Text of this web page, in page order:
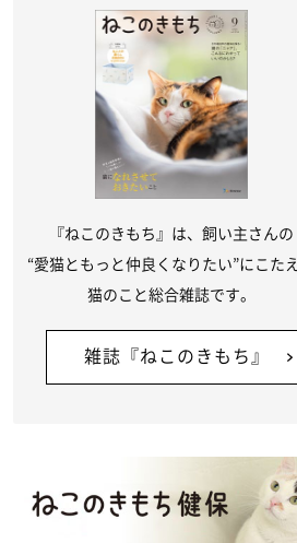
『ねこのきもち』は、飼い主さんの
“愛猫ともっと仲良くなりたい”にこた
猫のこと総合雑誌です。
雑誌『ねこのきもち』